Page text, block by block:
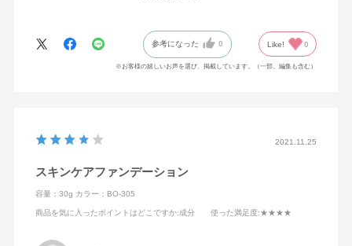
参考になった 0 Like! 0
※お客様の嬉しいお声を選び、掲載しています。（一部、編集も含む）
2021.11.25
スキンケアファンデーション
容量：30g カラー：BO-305
商品を気に入ったポイントはどこですか:成分 使った満足度:★★★★